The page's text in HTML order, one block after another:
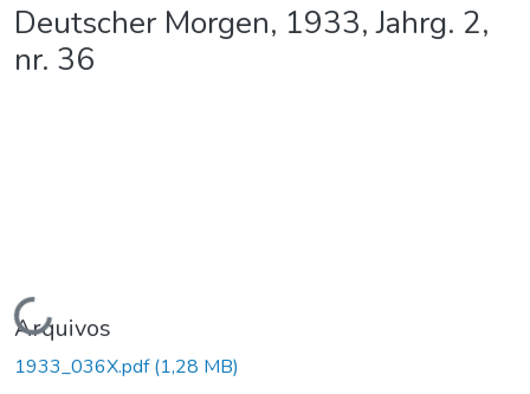
Estatísticas
Deutscher Morgen, 1933, Jahrg. 2,
nr. 36
Carregando...
Arquivos
1933_036X.pdf(1,28 MB)